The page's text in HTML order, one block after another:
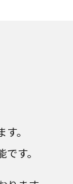
。
す。